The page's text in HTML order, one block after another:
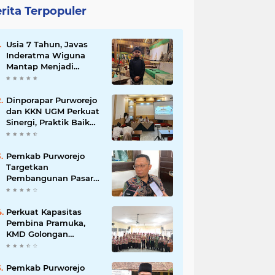
Terpopuler
Usia 7 Tahun, Javas
Inderatma Wiguna
Mantap Menjadi
Dalang Cilik, Sang
Menonton Wayang di
YouTube
Dinporapar Purworejo
dan KKN UGM Perkuat
Sinergi, Praktik Baik
Kecamatan Berdaya
Pemkab Purworejo
Targetkan
Pembangunan Pasar
Kutoarjo Dimulai 2027,
Kelayakan hingga
DED
Perkuat Kapasitas
Pembina Pramuka,
KMD Golongan
Penggalang Pituruh
Pemkab Purworejo